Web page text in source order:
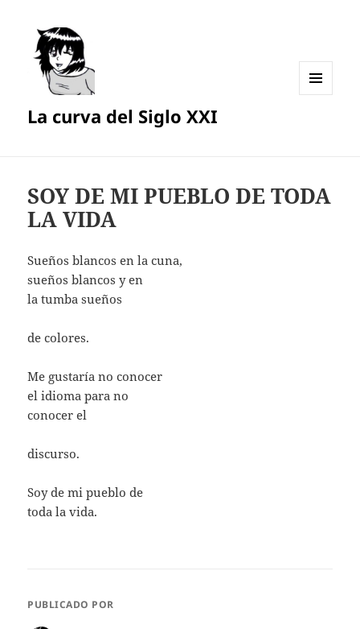
La curva del Siglo XXI
SOY DE MI PUEBLO DE TODA
LA VIDA
Sueños blancos en la cuna,
sueños blancos y en
la tumba sueños
de colores.
Me gustaría no conocer
el idioma para no
conocer el
discurso.
Soy de mi pueblo de
toda la vida.
PUBLICADO POR